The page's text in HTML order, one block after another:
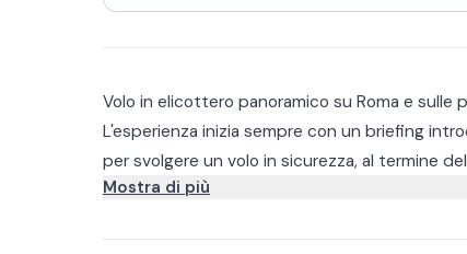
Volo in elicottero panoramico su Roma e sulle
L'esperienza inizia sempre con un briefing
per svolgere un volo in sicurezza, al termine
necessaria per il volo.
Per personalizzare l'esperienza potrete
Mostra di più